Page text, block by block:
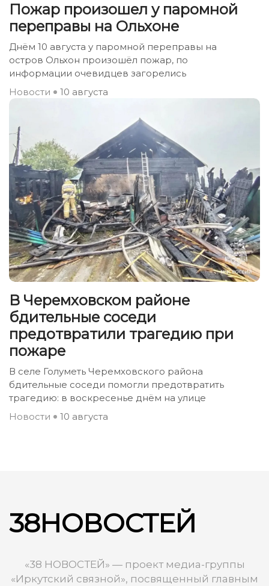
Пожар произошел у паромной
переправы на Ольхоне
Днём 10 августа у паромной переправы на
остров Ольхон произошёл пожар, по
информации очевидцев загорелись
Новости
10 августа
В Черемховском районе
бдительные соседи
предотвратили трагедию при
пожаре
В селе Голуметь Черемховского района
бдительные соседи помогли предотвратить
трагедию: в воскресенье днём на улице
Новости
10 августа
38НОВОСТЕЙ
«38 НОВОСТЕЙ» — проект медиа-группы
«Иркутский связной», посвященный главным